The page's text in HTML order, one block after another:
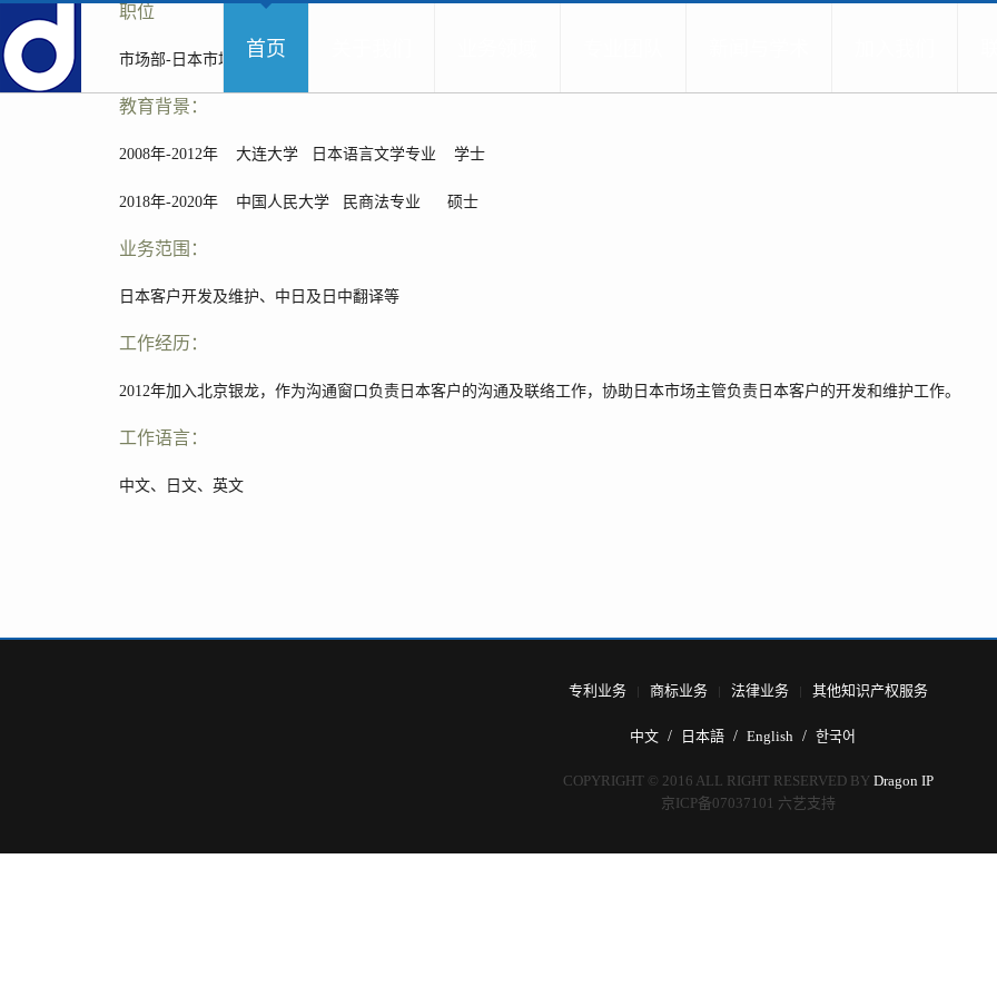
首页
职位
市场部-日本市场助理
教育背景：
2008年-2012年 大连大学 日本语言文学专业 学士
2018年-2020年 中国人民大学 民商法专业 硕士
业务范围：
日本客户开发及维护、中日及日中翻译等
工作经历：
2012年加入北京银龙，作为沟通窗口负责日本客户的沟通及联络工作，协助日本市场主管负责日本客户的开发和维护工作。
工作语言：
中文、日文、英文
专利业务 商标业务 法律业务 其他知识产权服务
中文 日本語 English 한국어
COPYRIGHT © 2016 ALL RIGHT RESERVED BY Dragon IP
京ICP备07037101 六艺支持